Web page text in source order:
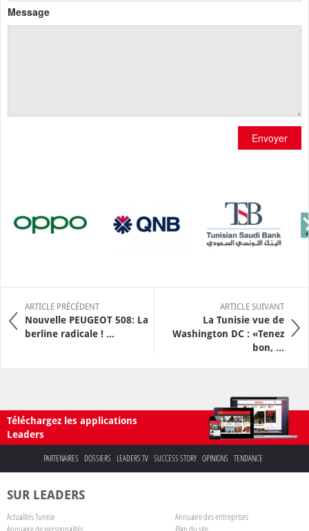
Message
Envoyer
ARTICLE PRÉCÉDENT
Nouvelle PEUGEOT 508: La
berline radicale ! ...
ARTICLE SUIVANT
La Tunisie vue de
Washington DC : «Tenez
bon, ...
Téléchargez les applications
Leaders
PARTENAIRES DOSSIERS LEADERS TV SUCCESS STORY OPINIONS TENDANCE
SUR LEADERS
Actualités Tunisie
Annuaire des entreprises